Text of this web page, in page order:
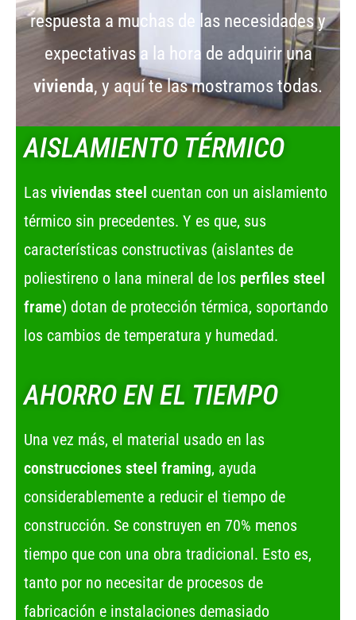
respuesta a muchas de las necesidades y
expectativas a la hora de adquirir una
vivienda, y aquí te las mostramos todas.
AISLAMIENTO TÉRMICO
Las viviendas steel cuentan con un aislamiento
térmico sin precedentes. Y es que, sus
características constructivas (aislantes de
poliestireno o lana mineral de los perfiles steel
frame) dotan de protección térmica, soportando
los cambios de temperatura y humedad.
AHORRO EN EL TIEMPO
Una vez más, el material usado en las
construcciones steel framing, ayuda
considerablemente a reducir el tiempo de
construcción. Se construyen en 70% menos
tiempo que con una obra tradicional. Esto es,
tanto por no necesitar de procesos de
fabricación e instalaciones demasiado